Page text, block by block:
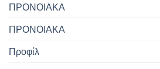
ΠΡΟΝΟΙΑΚΑ
ΠΡΟΝΟΙΑΚΑ
Προφίλ